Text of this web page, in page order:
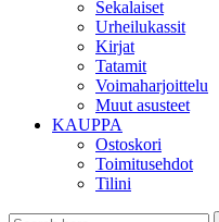
Sekalaiset
Urheilukassit
Kirjat
Tatamit
Voimaharjoittelu
Muut asusteet
KAUPPA
Ostoskori
Toimitusehdot
Tilini